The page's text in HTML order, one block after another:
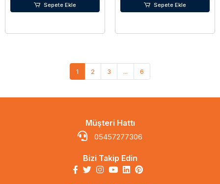
Sepete Ekle Sepete Ekle
1 2 3 ... 6
Müşteri Hattı
05457277306
Bizi Takip Edin